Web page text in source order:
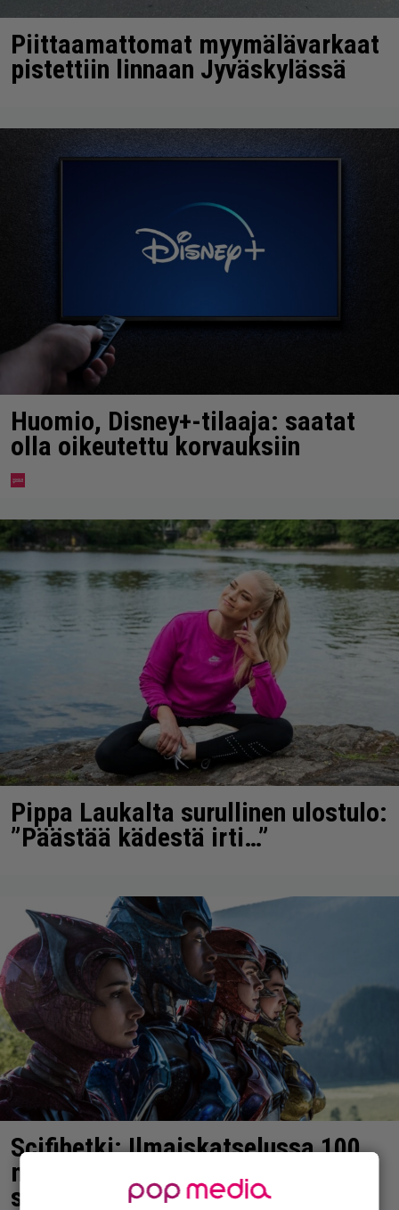
Piittaamattomat myymälävarkaat
pistettiin linnaan Jyväskylässä
Huomio, Disney+-tilaaja: saatat
olla oikeutettu korvauksiin
Pippa Laukalta surullinen ulostulo:
”Päästää kädestä irti…”
Scifihetki: Ilmaiskatselussa 100
miljoonan dollarin
supersankarielokuva – sai